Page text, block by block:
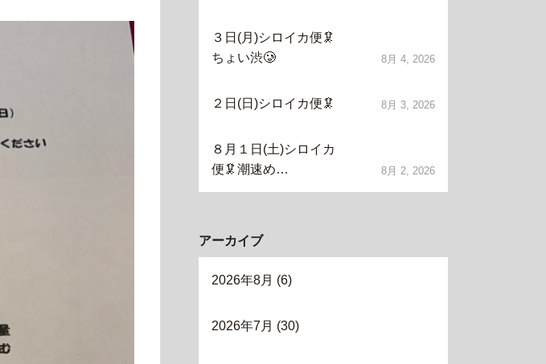
３日(月)シロイカ便🦑
ちょい渋🥲
8月 4, 2026
２日(日)シロイカ便🦑 8月 3, 2026
８月１日(土)シロイカ
便🦑潮速め…
8月 2, 2026
アーカイブ
2026年8月 (6)
2026年7月 (30)